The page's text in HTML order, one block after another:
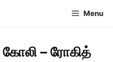
Menu
– ரோகித்